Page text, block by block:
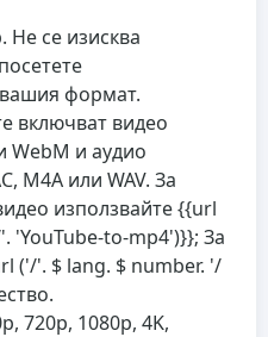
се изисква
формат.
включват видео
WebM и аудио
M4A или WAV. За
използвайте {{url
'YouTube-to-mp4')}}; За
('/'. $ lang. $ number. '/
720p, 1080p, 4K,